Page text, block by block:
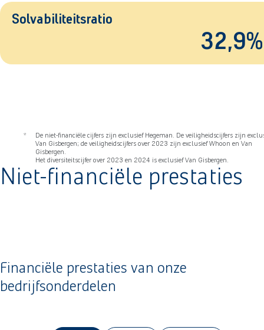
Solvabiliteitsratio
32,9%
Niet-financiële prestaties
*
De niet-financiële cijfers zijn exclusief Hegeman. De veiligheidscijfers zijn
Van Gisbergen; de veiligheidscijfers over 2023 zijn exclusief Whoon en Van
Gisbergen.
Het diversiteitscijfer over 2023 en 2024 is exclusief Van Gisbergen.
Financiële prestaties van onze
bedrijfsonderdelen